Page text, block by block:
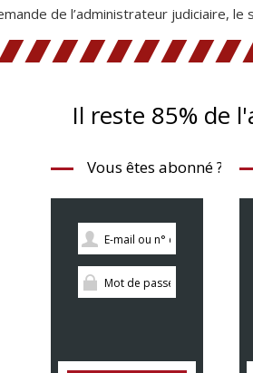
de l’administrateur judiciaire, le
Il reste 85% de
Vous êtes abonné ?